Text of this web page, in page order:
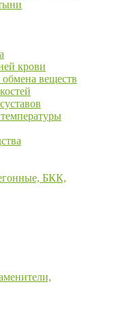
крови
веществ
БКК,